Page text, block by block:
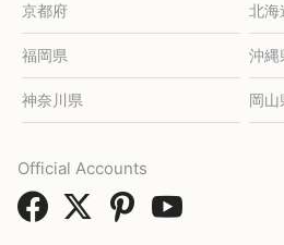
京都府 北海
福岡県 沖縄
神奈川県 岡山
Official Accounts